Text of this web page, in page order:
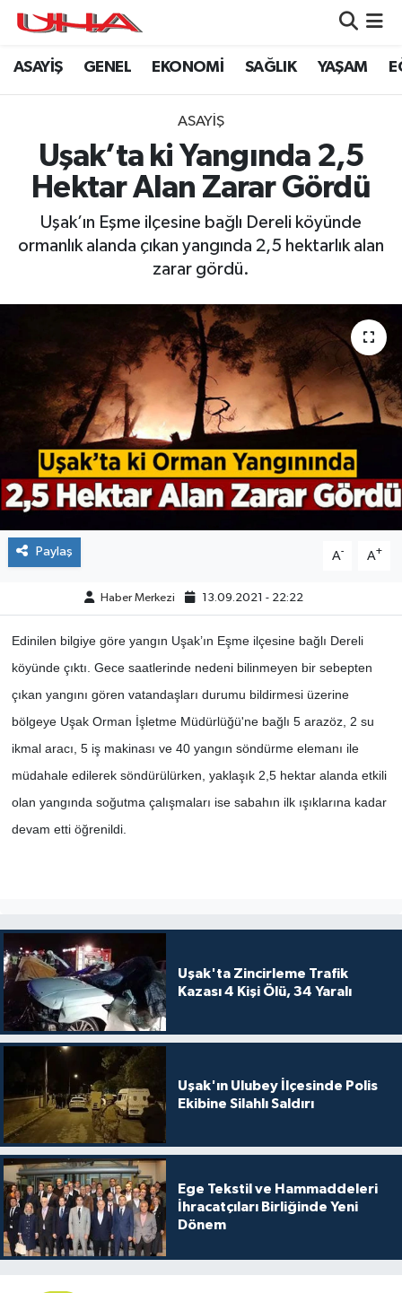
ASAYİŞ GENEL EKONOMİ SAĞLIK YAŞAM
ASAYİŞ
Uşak’ta ki Yangında 2,5
Hektar Alan Zarar Gördü
Uşak’ın Eşme ilçesine bağlı Dereli köyünde
ormanlık alanda çıkan yangında 2,5 hektarlık alan
zarar gördü.
Paylaş A- A+
Haber Merkezi 13.09.2021 - 22:22
Edinilen bilgiye göre yangın Uşak’ın Eşme ilçesine bağlı Dereli
köyünde çıktı. Gece saatlerinde nedeni bilinmeyen bir sebepten
çıkan yangını gören vatandaşları durumu bildirmesi üzerine
bölgeye Uşak Orman İşletme Müdürlüğü'ne bağlı 5 arazöz, 2 su
ikmal aracı, 5 iş makinası ve 40 yangın söndürme elemanı ile
müdahale edilerek söndürülürken, yaklaşık 2,5 hektar alanda etkili
olan yangında soğutma çalışmaları ise sabahın ilk ışıklarına kadar
devam etti öğrenildi.
Uşak'ta Zincirleme Trafik
Kazası 4 Kişi Ölü, 34 Yaralı
Uşak'ın Ulubey İlçesinde Polis
Ekibine Silahlı Saldırı
Ege Tekstil ve Hammaddeleri
İhracatçıları Birliğinde Yeni
Dönem
ASAYİŞ
GENEL
SAĞLIK
EKONOMİ
EĞİTİM
ÇEVRE
DÜNYA
BİLİM VE TEKNOLOJİ
KAMPANYALAR
KÜLTÜR-SANAT
ÖZEL HABER
POLİTİKA
TEKNOLOJİ
VEFATLAR
Yerel
Nöbetçi Eczaneler
Namaz Vakitleri
Puan Durumu ve Fikstür
Son Dakika Haberleri
Haber Arşivi